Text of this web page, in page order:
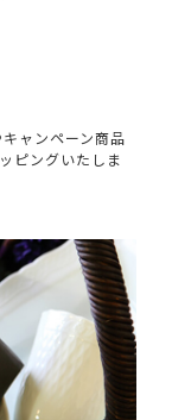
ャンペーン商品
ピングいたしま